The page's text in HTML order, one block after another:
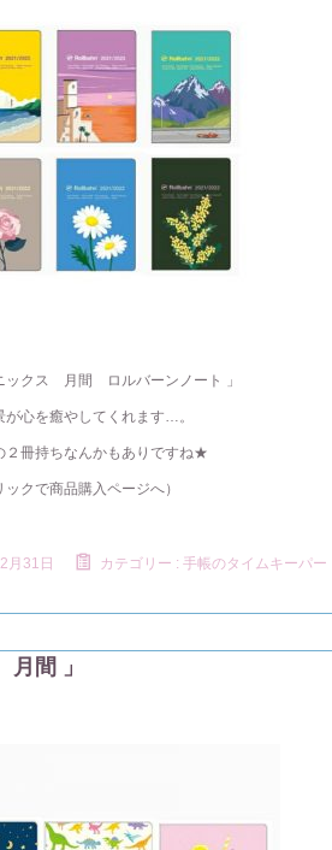
ックス 月間 ロルバーンノート 」
が心を癒やしてくれます…。
２冊持ちなんかもありですね★
ックで商品購入ページへ）
月31日 カテゴリー : 手帳のタイムキーパー
間 」